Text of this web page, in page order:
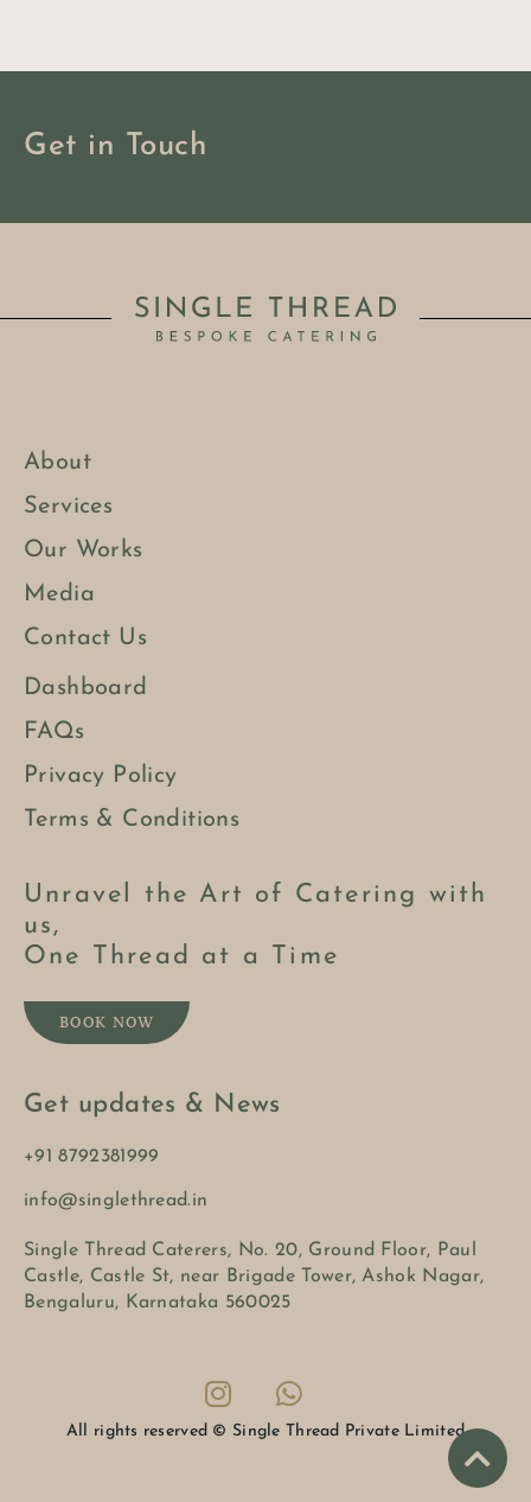
Get in Touch
About
Services
Our Works
Media
Contact Us
Dashboard
FAQs
Privacy Policy
Terms & Conditions
Unravel the Art of Catering with
us,
One Thread at a Time
BOOK NOW
Get updates & News
+91 8792381999
info@singlethread.in
Single Thread Caterers, No. 20, Ground Floor, Paul
Castle, Castle St, near Brigade Tower, Ashok Nagar,
Bengaluru, Karnataka 560025
All rights reserved © Single Thread Private Limited